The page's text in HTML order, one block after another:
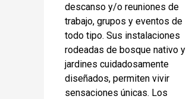
descanso y/o reuniones de
trabajo, grupos y eventos de
todo tipo. Sus instalaciones
rodeadas de bosque nativo y
jardines cuidadosamente
diseñados, permiten vivir
sensaciones únicas. Los